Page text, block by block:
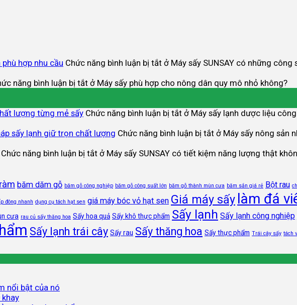
hợp nhu cầu Chức năng bình luận bị tắt ở Máy sấy SUNSAY có những
năng bình luận bị tắt ở Máy sấy phù hợp cho nông dân quy mô nhỏ không?
lượng từng mẻ sấy Chức năng bình luận bị tắt ở Máy sấy lạnh dược liệu
sấy lạnh giữ trọn chất lượng Chức năng bình luận bị tắt ở Máy sấy nông sản
Chức năng bình luận bị tắt ở Máy sấy SUNSAY có tiết kiệm năng lượng thật
băm dăm gỗ băm gỗ công nghiệp băm gỗ công suất lớn băm gỗ thành mùn cưa băm sắn giá rẻ Bột rau
đông nhanh dụng cụ tách hạt sen giá máy bóc vỏ hạt sen Giá máy sấy làm đá
cưa rau củ sấy thăng hoa Sấy hoa quả Sấy khô thực phẩm Sấy lạnh Sấy lạnh công nghiệp
Sấy lạnh trái cây Sấy rau Sấy thăng hoa Sấy thực phẩm Trái cây sấy tách